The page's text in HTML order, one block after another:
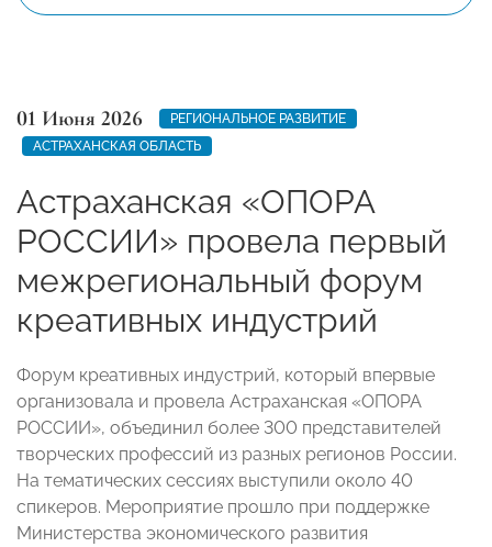
01 Июня 2026
РЕГИОНАЛЬНОЕ РАЗВИТИЕ
АСТРАХАНСКАЯ ОБЛАСТЬ
Астраханская «ОПОРА
РОССИИ» провела первый
межрегиональный форум
креативных индустрий
Форум креативных индустрий, который впервые
организовала и провела Астраханская «ОПОРА
РОССИИ», объединил более 300 представителей
творческих профессий из разных регионов России.
На тематических сессиях выступили около 40
спикеров. Мероприятие прошло при поддержке
Министерства экономического развития